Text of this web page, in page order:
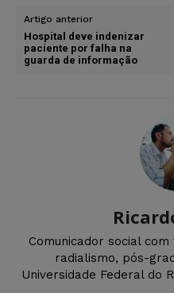
Artigo anterior
Hospital deve indenizar
paciente por falha na
guarda de informação
Comunicador social
radialismo, pós-
Universidade Federal do